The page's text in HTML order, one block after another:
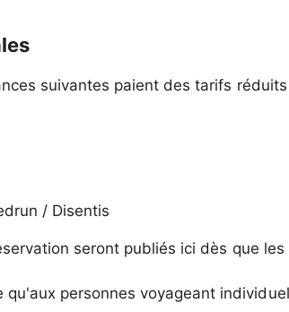
suivantes paient des tarifs
/ Disentis
seront publiés ici dès que